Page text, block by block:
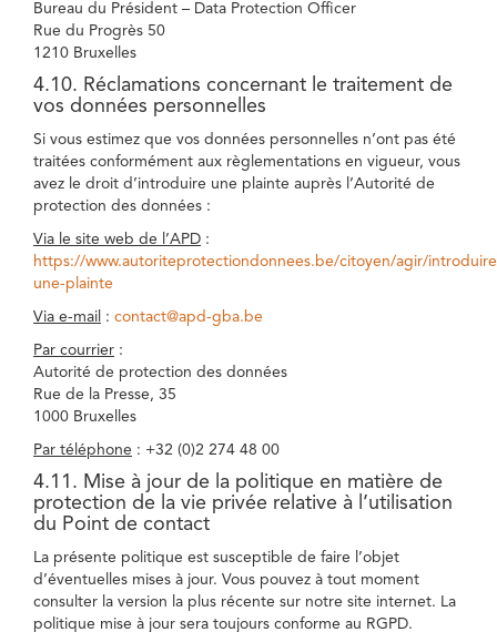
Bureau du Président – Data Protection Officer
Rue du Progrès 50
1210 Bruxelles
4.10. Réclamations concernant le traitement de
vos données personnelles
Si vous estimez que vos données personnelles n’ont pas été
traitées conformément aux règlementations en vigueur, vous
avez le droit d’introduire une plainte auprès l’Autorité de
protection des données :
Via le site web de l’APD :
https://www.autoriteprotectiondonnees.be/citoyen/agir/
une-plainte
Via e-mail : contact@apd-gba.be
Par courrier :
Autorité de protection des données
Rue de la Presse, 35
1000 Bruxelles
Par téléphone : +32 (0)2 274 48 00
4.11. Mise à jour de la politique en matière de
protection de la vie privée relative à l’utilisation
du Point de contact
La présente politique est susceptible de faire l’objet
d’éventuelles mises à jour. Vous pouvez à tout moment
consulter la version la plus récente sur notre site internet. La
politique mise à jour sera toujours conforme au RGPD.